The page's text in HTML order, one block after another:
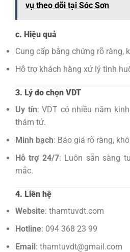
vụ theo dõi tại Sóc Sơn
c. Hiệu quả
Cung cấp bằng chứng rõ ràng,
Hỗ trợ khách hàng xử lý tình
3. Lý do chọn VDT
Uy tín: VDT có nhiều năm
thám tử.
Minh bạch: Báo giá rõ ràng,
Hỗ trợ 24/7: Luôn sẵn sàng
mắc.
4. Liên hệ
Website: thamtuvdt.com
Hotline: 094 368 23 99
Email: thamtuvdt@gmail.com